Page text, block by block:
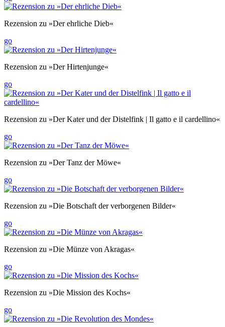
Rezension zu »Der ehrliche Dieb«
go
Rezension zu »Der Hirtenjunge«
go
Rezension zu »Der Kater und der Distelfink | Il gatto e il cardellino«
go
Rezension zu »Der Tanz der Möwe«
go
Rezension zu »Die Botschaft der verborgenen Bilder«
go
Rezension zu »Die Münze von Akragas«
go
Rezension zu »Die Mission des Kochs«
go